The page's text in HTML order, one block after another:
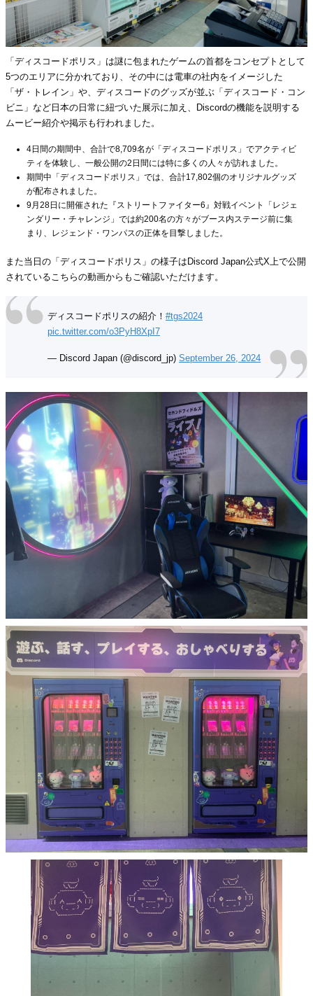
「ディスコードポリス」は謎に包まれたゲームの首都をコンセプトとして
5つのエリアに分かれており、その中には電車の社内をイメージした
「ザ・トレイン」や、ディスコードのグッズが並ぶ「ディスコード・コン
ビニ」など日本の日常に紐づいた展示に加え、Discordの機能を説明する
ムービー紹介や掲示も行われました。
4日間の期間中、合計で8,709名が「ディスコードポリス」でアクティビ
ティを体験し、一般公開の2日間には特に多くの人々が訪れました。
期間中「ディスコードポリス」では、合計17,802個のオリジナルグッズ
が配布されました。
9月28日に開催された『ストリートファイター6』対戦イベント「レジェ
ンダリー・チャレンジ」では約200名の方々がブース内ステージ前に集
まり、レジェンド・ワンパスの正体を目撃しました。
また当日の「ディスコードポリス」の様子はDiscord Japan公式X上で公開
されているこちらの動画からもご確認いただけます。
ディスコードポリスの紹介！ #tgs2024
pic.twitter.com/o3PyH8XpI7
— Discord Japan (@discord_jp) September 26, 2024